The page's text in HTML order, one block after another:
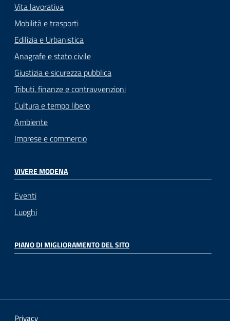
Vita lavorativa
Mobilità e trasporti
Edilizia e Urbanistica
Anagrafe e stato civile
Giustizia e sicurezza pubblica
Tributi, finanze e contravvenzioni
Cultura e tempo libero
Ambiente
Imprese e commercio
VIVERE MODENA
Eventi
Luoghi
PIANO DI MIGLIORAMENTO DEL SITO
Privacy